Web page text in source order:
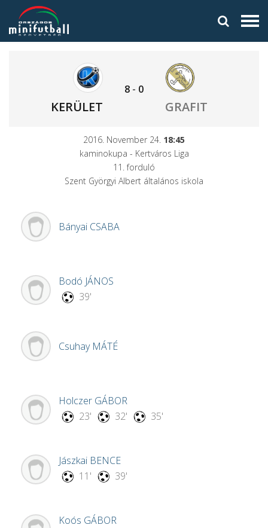
KERÜLET
8- 0
GRAFIT
2016. November 24. 18:45
kaminokupa - Kertváros Liga
11. forduló
Szent Györgyi Albert általános iskola
Bányai CSABA
Bodó JÁNOS
39'
Csuhay MÁTÉ
Holczer GÁBOR
23'
32' 35'
Jászkai BENCE
11'
39'
Koós GÁBOR